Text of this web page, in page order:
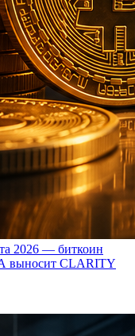
2026 — биткоин
выносит CLARITY